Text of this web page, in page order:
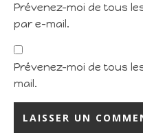
Prévenez-moi de tous
par e-mail.
Prévenez-moi de tous
mail.